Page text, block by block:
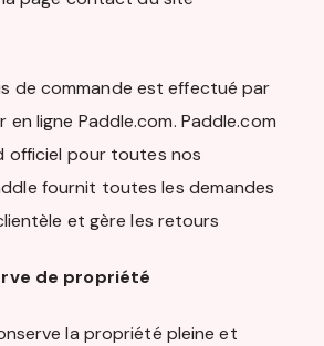
de commande est effectué par
ligne Paddle.com. Paddle.com
officiel pour toutes nos
fournit toutes les demandes
et gère les retours
de propriété
la propriété pleine et